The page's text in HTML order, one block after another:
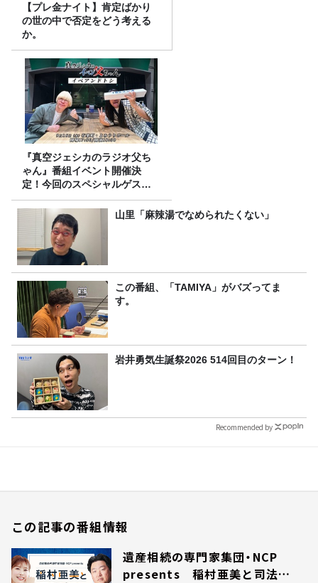
【プレ金ナイト】肯定ばかり
の世の中で否定をどう考える
か。
『真空ジェシカのラジオ父ち
ゃん』番組イベント開催決
定！今回のスペシャルゲスト
は、タカアンドトシ！
山里「麻辣湯でなめられたくない」
この番組、「TAMIYA」がバズってま
す。
岩井勇気生誕祭2026 514回目のターン！
Recommended by
この記事の番組情報
遺産相続の専門家集団・NCP
presents 稲村亜美と司法書